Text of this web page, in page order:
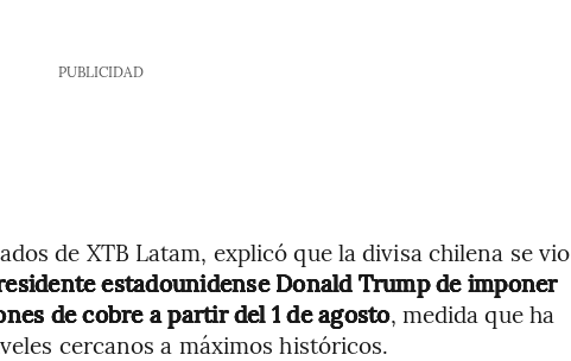
PUBLICIDAD
de XTB Latam, explicó que la divisa chilena se vio
estadounidense Donald Trump de imponer
de cobre a partir del 1 de agosto, medida que ha
cercanos a máximos históricos.